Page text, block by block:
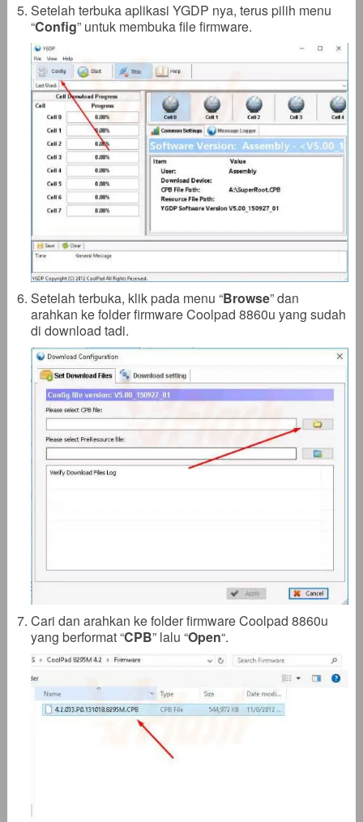
Setelah terbuka aplikasi YGDP nya, terus pilih menu
“Config” untuk membuka file firmware.
Setelah terbuka, klik pada menu “Browse” dan
arahkan ke folder firmware Coolpad 8860u yang sudah
di download tadi.
Cari dan arahkan ke folder firmware Coolpad 8860u
yang berformat “CPB” lalu “Open“.